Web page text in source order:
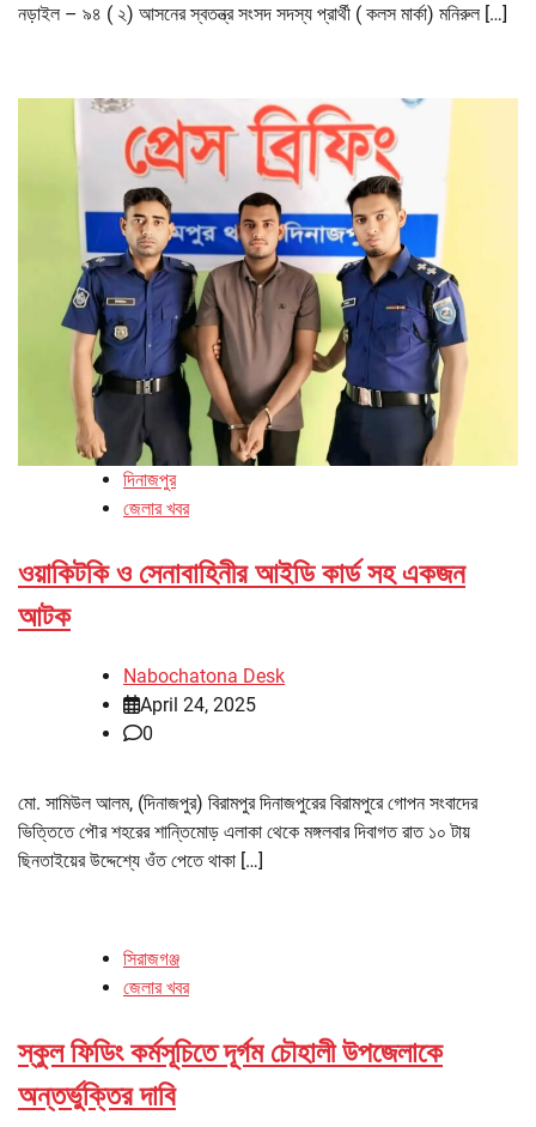
নড়াইল – ৯৪ ( ২) আসনের স্বতন্ত্র সংসদ সদস্য প্রার্থী ( কলস মার্কা) মনিরুল […]
দিনাজপুর
জেলার খবর
ওয়াকিটকি ও সেনাবাহিনীর আইডি কার্ড সহ একজন
আটক
Nabochatona Desk
April 24, 2025
0
মো. সামিউল আলম, (দিনাজপুর) বিরামপুর দিনাজপুরের বিরামপুরে গোপন সংবাদের
ভিত্তিতে পৌর শহরের শান্তিমোড় এলাকা থেকে মঙ্গলবার দিবাগত রাত ১০ টায়
ছিনতাইয়ের উদ্দেশ্যে ওঁত পেতে থাকা […]
সিরাজগঞ্জ
জেলার খবর
স্কুল ফিডিং কর্মসূচিতে দূর্গম চৌহালী উপজেলাকে
অন্তর্ভুক্তির দাবি